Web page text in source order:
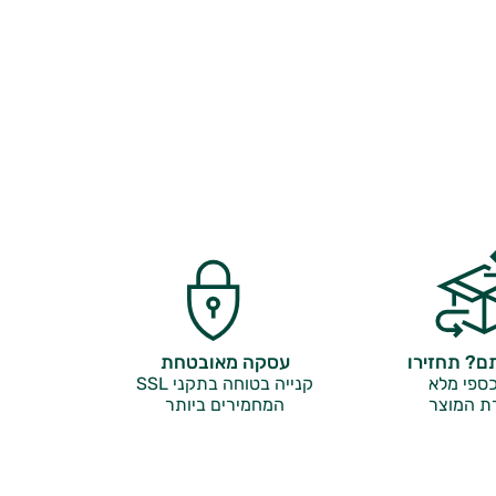
תחזירו
מלא
המוצר
עסקה מאובטחת
קנייה בטוחה בתקני SSL
המחמירים ביותר